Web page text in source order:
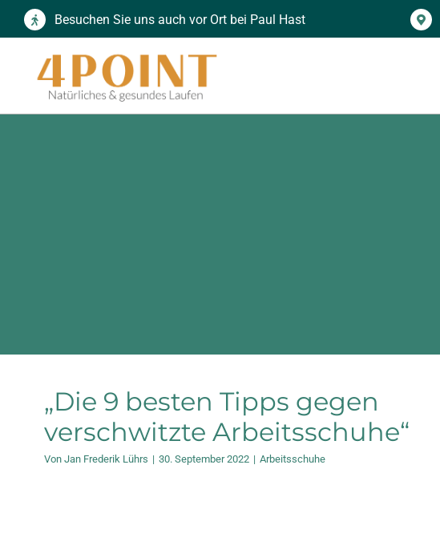
Zum
springen
Besuchen Sie uns auch vor Ort bei Paul Hast
„Die 9 besten Tipps gegen
verschwitzte Arbeitsschuhe“
Von Jan Frederik Lührs | 30. September 2022 | Arbeitsschuhe